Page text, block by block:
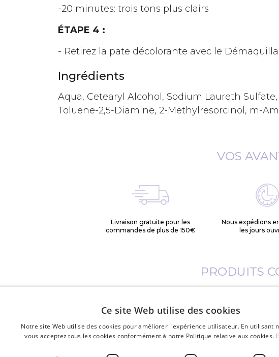
-20 minutes: trois tons plus clairs
ÉTAPE 4 :
- Retirez la pate décolorante avec le
Ingrédients
Aqua, Cetearyl Alcohol, Sodium Laureth
Toluene-2,5-Diamine, 2-Methylresorcinol, m-
VOS
Livraison gratuite pour les
commandes de plus de 150€
Nous expédions
les jours
PRODUITS
Ce site Web utilise des cookies
Notre site Web utilise des cookies pour améliorer l'expérience utilisateur. En utilisant
vous acceptez tous les cookies conformément à notre Politique relative aux cookies.